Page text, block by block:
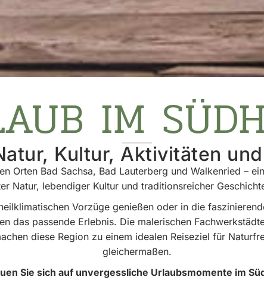
IM
Kultur, Aktivitäten
Orten Bad Sachsa, Bad Lauterberg und Walkenried –
Natur, lebendiger Kultur und traditionsreicher
Vorzüge genießen oder in die
das passende Erlebnis. Die malerischen
diese Region zu einem idealen Reiseziel für
gleichermaßen.
Sie sich auf unvergessliche Urlaubsmomente im